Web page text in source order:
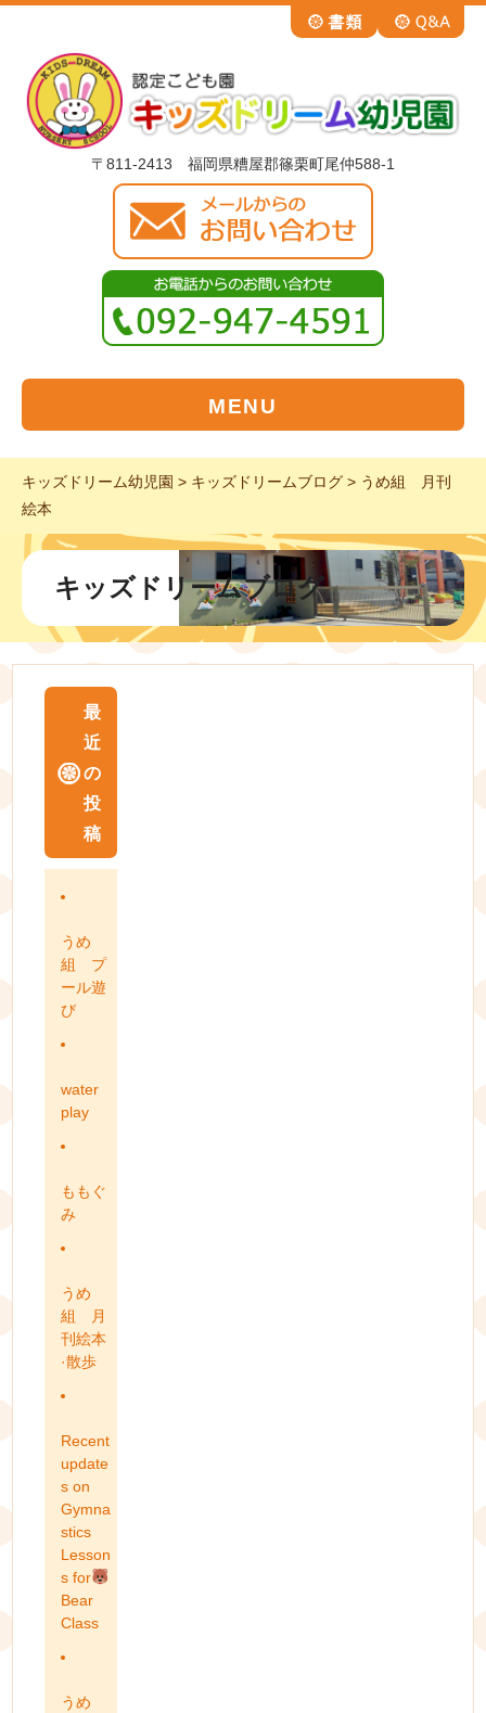
〒811-2413 福岡県糟屋郡篠栗町尾仲588-1
MENU
キッズドリーム幼児園 > キッズドリームブログ > うめ組 月刊
絵本
キッズドリームブログ
最
近
の
投
稿
うめ
組 プ
ール遊
び
water
play
ももぐ
み
うめ
組 月
刊絵本
·散歩
Recent
update
s on
Gymna
stics
Lesson
s for
Bear
Class
うめ